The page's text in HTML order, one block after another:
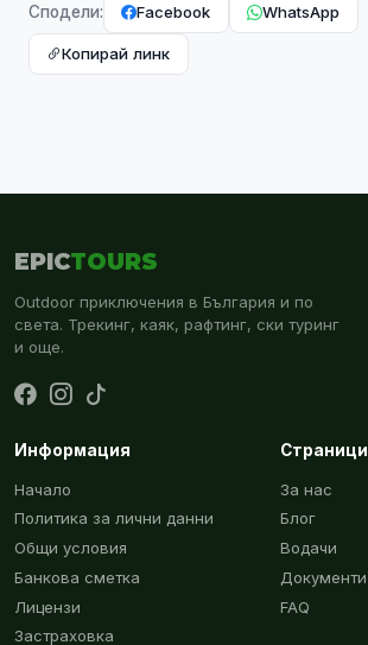
Сподели: Facebook WhatsApp
Копирай линк
EPICTOURS
Outdoor приключения в България и по
света. Трекинг, каяк, рафтинг, ски туринг
и още.
Информация
Начало
Политика за лични данни
Общи условия
Банкова сметка
Лицензи
Застраховка
Страници
За нас
Блог
Водачи
Документи
FAQ